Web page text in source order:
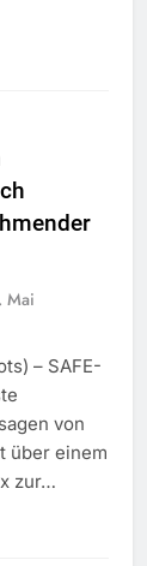
Mai
– SAFE-
von
über einem
zur…